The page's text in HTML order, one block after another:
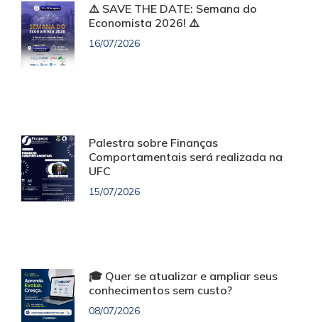
⚠️ SAVE THE DATE: Semana do
Economista 2026! ⚠️
16/07/2026
Palestra sobre Finanças
Comportamentais será realizada na
UFC
15/07/2026
🎓 Quer se atualizar e ampliar seus
conhecimentos sem custo?
08/07/2026